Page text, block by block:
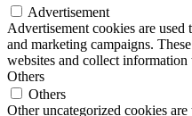
Advertisement
Advertisement cookies are
and marketing campaigns.
websites and collect information
Others
Others
Other uncategorized cookies